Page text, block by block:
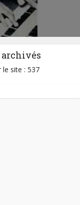
archivés
le site : 537